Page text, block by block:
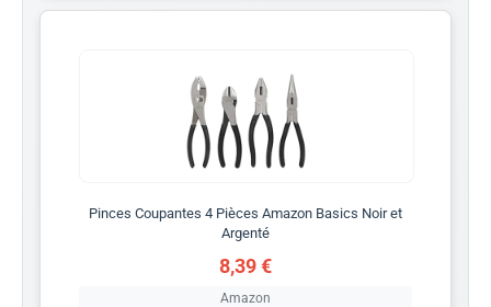
Pinces Coupantes 4 Pièces Amazon Basics Noir et
Argenté
8,39 €
Amazon